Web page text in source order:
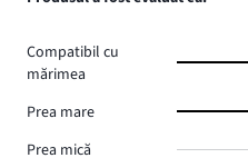
Compatibil cu
mărimea
Prea mare
Prea mică